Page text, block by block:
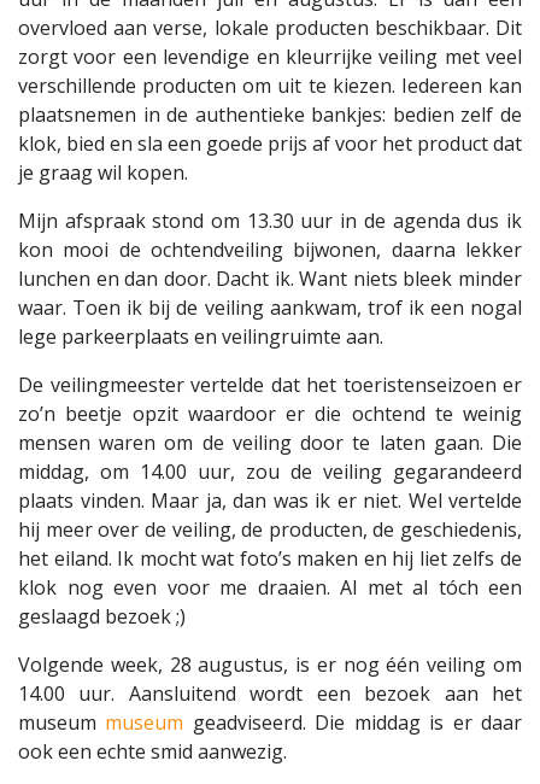
overvloed aan verse, lokale producten beschikbaar. Dit
zorgt voor een levendige en kleurrijke veiling met veel
verschillende producten om uit te kiezen. Iedereen kan
plaatsnemen in de authentieke bankjes: bedien zelf de
klok, bied en sla een goede prijs af voor het product dat
je graag wil kopen.
Mijn afspraak stond om 13.30 uur in de agenda dus ik
kon mooi de ochtendveiling bijwonen, daarna lekker
lunchen en dan door. Dacht ik. Want niets bleek minder
waar. Toen ik bij de veiling aankwam, trof ik een nogal
lege parkeerplaats en veilingruimte aan.
De veilingmeester vertelde dat het toeristenseizoen er
zo’n beetje opzit waardoor er die ochtend te weinig
mensen waren om de veiling door te laten gaan. Die
middag, om 14.00 uur, zou de veiling gegarandeerd
plaats vinden. Maar ja, dan was ik er niet. Wel vertelde
hij meer over de veiling, de producten, de geschiedenis,
het eiland. Ik mocht wat foto’s maken en hij liet zelfs de
klok nog even voor me draaien. Al met al tóch een
geslaagd bezoek ;)
Volgende week, 28 augustus, is er nog één veiling om
14.00 uur. Aansluitend wordt een bezoek aan het
museum museum geadviseerd. Die middag is er daar
ook een echte smid aanwezig.